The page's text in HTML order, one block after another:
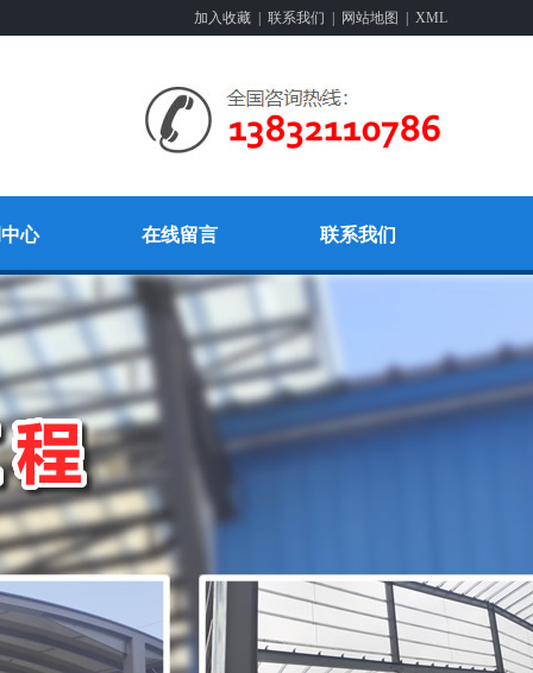
加入收藏 联系我们 网站地图 XML
心 在线留言 联系我们